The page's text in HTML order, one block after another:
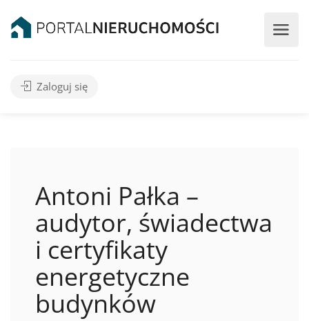
Zaloguj się
Antoni Pałka –
audytor, świadectwa
i certyfikaty
energetyczne
budynków